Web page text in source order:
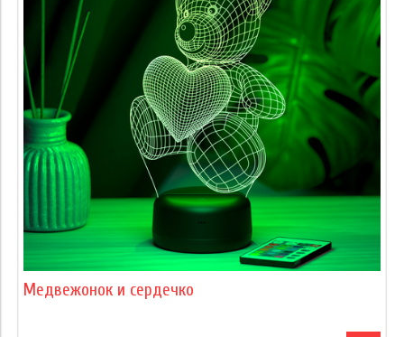
Медвежонок и сердечко